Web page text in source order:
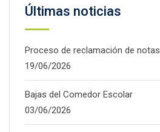
Últimas noticias
Proceso de reclamación de notas
19/06/2026
Bajas del Comedor Escolar
03/06/2026